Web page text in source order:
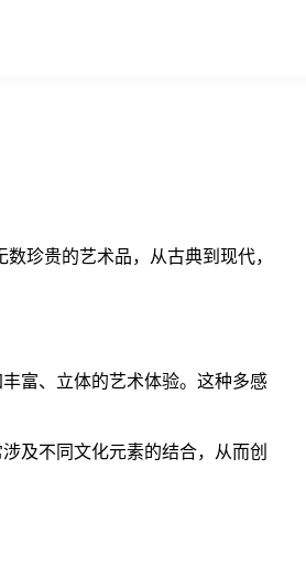
珍贵的艺术品，从古典到现代，
富、立体的艺术体验。这种多感
及不同文化元素的结合，从而创